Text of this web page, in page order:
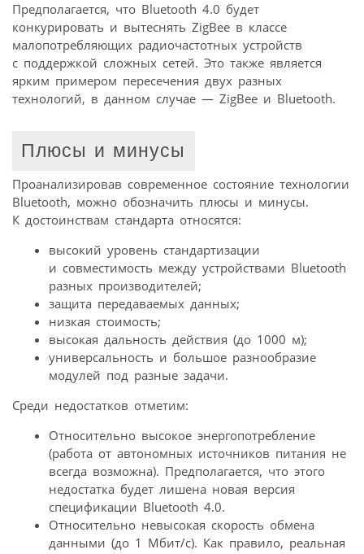
Предполагается, что Bluetooth 4.0 будет
конкурировать и вытеснять ZigBee в классе
малопотребляющих радиочастотных устройств
с поддержкой сложных сетей. Это также является
ярким примером пересечения двух разных
технологий, в данном случае — ZigBee и Bluetooth.
Плюсы и минусы
Проанализировав современное состояние технологии
Bluetooth, можно обозначить плюсы и минусы.
К достоинствам стандарта относятся:
высокий уровень стандартизации
и совместимость между устройствами Bluetooth
разных производителей;
защита передаваемых данных;
низкая стоимость;
высокая дальность действия (до 1000 м);
универсальность и большое разнообразие
модулей под разные задачи.
Среди недостатков отметим:
Относительно высокое энергопотребление
(работа от автономных источников питания не
всегда возможна). Предполагается, что этого
недостатка будет лишена новая версия
спецификации Bluetooth 4.0.
Относительно невысокая скорость обмена
данными (до 1 Мбит/с). Как правило, реальная